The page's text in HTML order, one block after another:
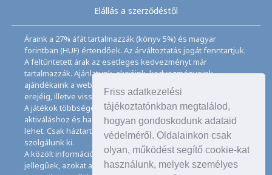
Friss adatkezelési
tájékoztatónkban megtalálod,
hogyan gondoskodunk adataid
védelméről. Oldalainkon csak
olyan, működést segítő cookie-kat
használunk, melyek személyes
Elállás a szerződéstől
Áraink a 27% áfát tartalmazzák (könyv 5%) és magyar
forintban (HUF) értendőek. Az árváltoztatás jogát fenntartjuk.
A feltüntetett árak az esetleges kedvezményt már
tartalmazzák. Ajánlatunk, akcióink, kedvezményeink,
ajándékaink a webáruházban feltüntetett ideig, a készletek
erejéig, illetve visszavonásig érvényesek.
A játékok többségéhez angol nyelvismeret illetve az
aktiváláshoz és használathoz internet kapcsolat szükséges
lehet. Csak háztartásban használatos mennyiségeket
szolgálunk ki.
A közölt információk, adatok, besorolások tájékoztató
jellegűek, azokat a legnagyobb gondossággal kezeljük, de